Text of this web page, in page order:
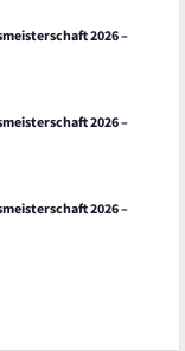
2026 –
2026 –
2026 –